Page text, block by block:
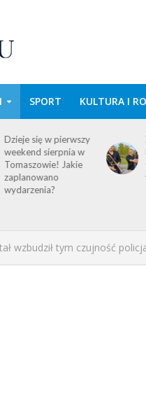
SPORT KULTURA I
Dzieje się w pierwszy
weekend sierpnia w
Tomaszowie! Jakie
zaplanowano
wydarzenia?
wzbudził tym czujność